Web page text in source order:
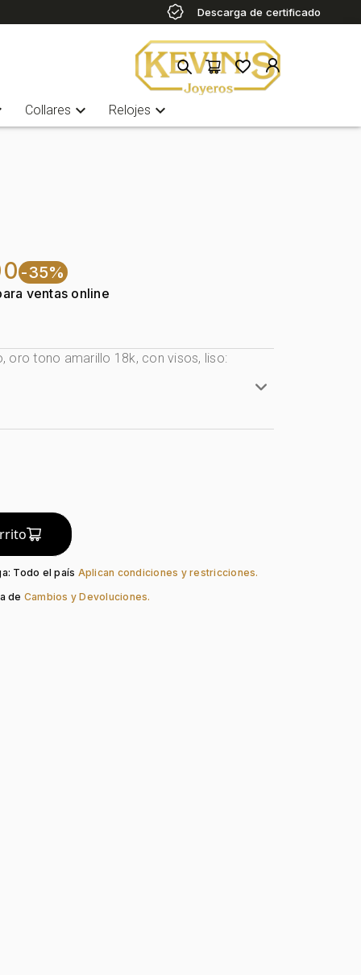
Descarga de certificado
Collares expand_more Relojes expand_more
-35%
ventas online
oro tono amarillo 18k, con visos, liso:
Pin
Todo el país Aplican condiciones y restricciones.
de Cambios y Devoluciones.